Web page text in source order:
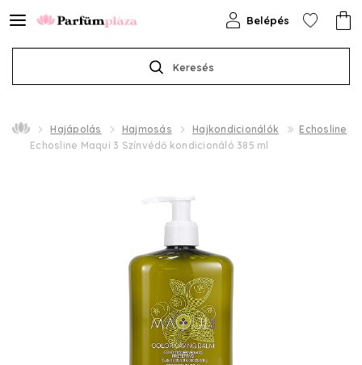
Keresés
Belépés
Hajápolás Hajmosás Hajkondicionálók
Echosline
Echosline Maqui 3 Színvédő kondicionáló 385 ml